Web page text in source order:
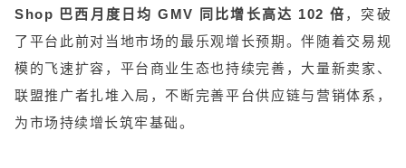
Shop 巴西月度日均 GMV 同比增长高达 102 倍 ，突破
了平台此前对当地市场的最乐观增长预期。伴随着交易规
模的飞速扩容，平台商业生态也持续完善，大量新卖家、
联盟推广者扎堆入局，不断完善平台供应链与营销体系，
为市场持续增长筑牢基础。